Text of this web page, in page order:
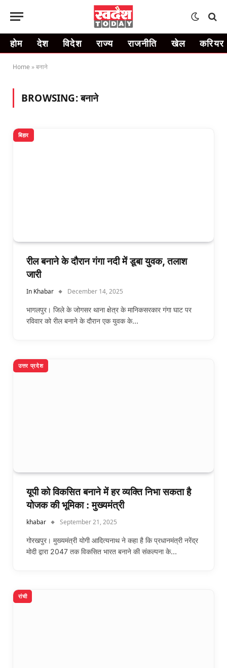
होम देश विदेश राज्य राजनीति खेल करियर
Home »बनाने
BROWSING:बनाने
बिहार
रील बनाने के दौरान गंगा नदी में डूबा युवक, तलाश
जारी
In Khabar December 14, 2025
भागलपुर। जिले के जोगसर थाना क्षेत्र के मानिकसरकार गंगा घाट पर
रविवार को रील बनाने के दौरान एक युवक के…
उत्तर प्रदेश
यूपी को विकसित बनाने में हर व्यक्ति निभा सकता है
योजक की भूमिका : मुख्यमंत्री
khabar September 21, 2025
गोरखपुर। मुख्यमंत्री योगी आदित्यनाथ ने कहा है कि प्रधानमंत्री नरेंद्र
मोदी द्वारा 2047 तक विकसित भारत बनाने की संकल्पना के…
रांची